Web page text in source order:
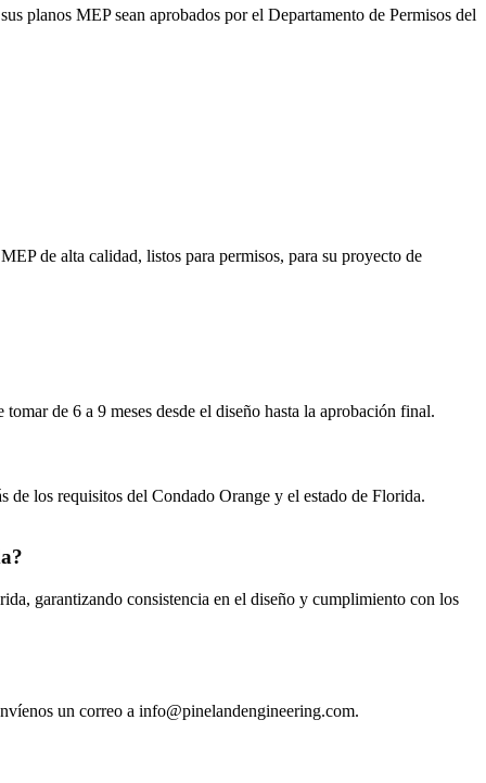
planos MEP sean aprobados por el Departamento de Permisos del
de alta calidad, listos para permisos, para su proyecto de
de 6 a 9 meses desde el diseño hasta la aprobación final.
de los requisitos del Condado Orange y el estado de Florida.
garantizando consistencia en el diseño y cumplimiento con los
un correo a info@pinelandengineering.com.